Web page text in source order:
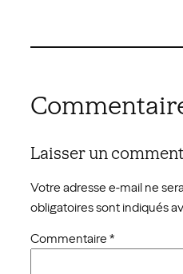
Laisser un
Votre adresse e-mail ne
obligatoires sont indiqués
Commentaire *